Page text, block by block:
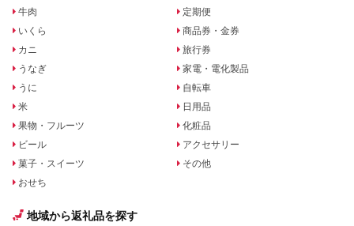
牛肉
いくら
カニ
うなぎ
うに
米
果物・フルーツ
ビール
菓子・スイーツ
おせち
定期便
商品券・金券
旅行券
家電・電化製品
自転車
日用品
化粧品
アクセサリー
その他
地域から返礼品を探す